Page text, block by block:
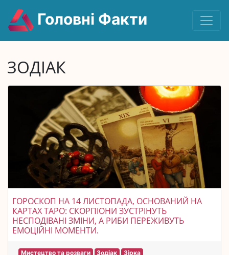
Головні Факти
ЗОДІАК
ГОРОСКОП НА 14 ЛИСТОПАДА, ОСНОВАНИЙ НА
КАРТАХ ТАРО: СКОРПІОНИ ЗУСТРІНУТЬ
НЕСПОДІВАНІ ЗМІНИ, А РИБИ ПЕРЕЖИВУТЬ
ЕМОЦІЙНІ МОМЕНТИ.
Мистецтво та розваги Зодіак Зірка